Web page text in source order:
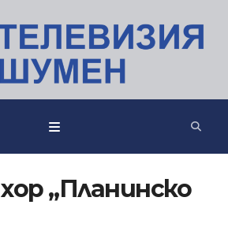
хор „Планинско